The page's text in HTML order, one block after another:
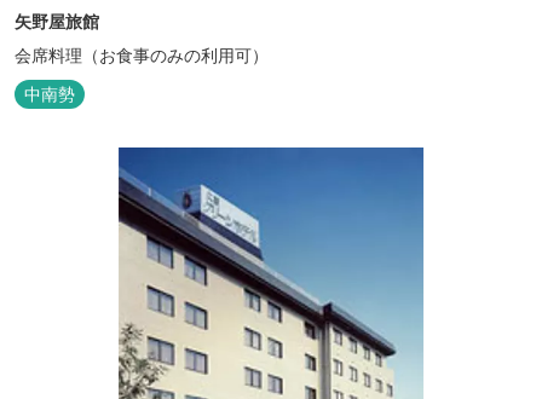
矢野屋旅館
会席料理（お食事のみの利用可）
中南勢